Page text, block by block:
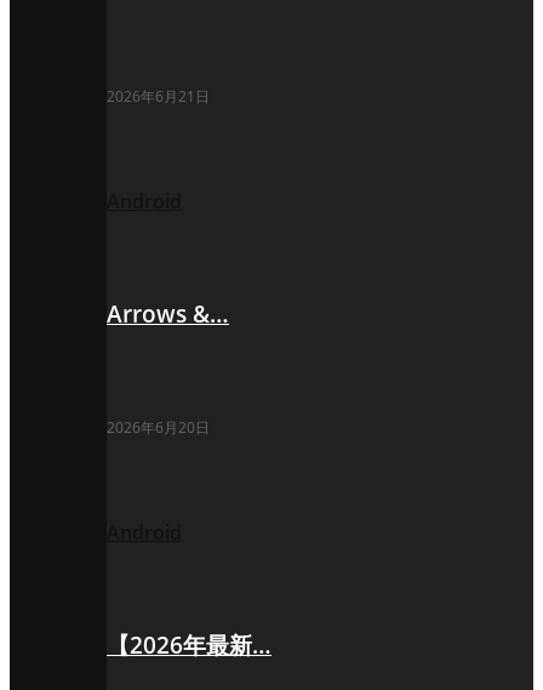
2026年6月21日
Arrows &…
2026年6月20日
【2026年最新…